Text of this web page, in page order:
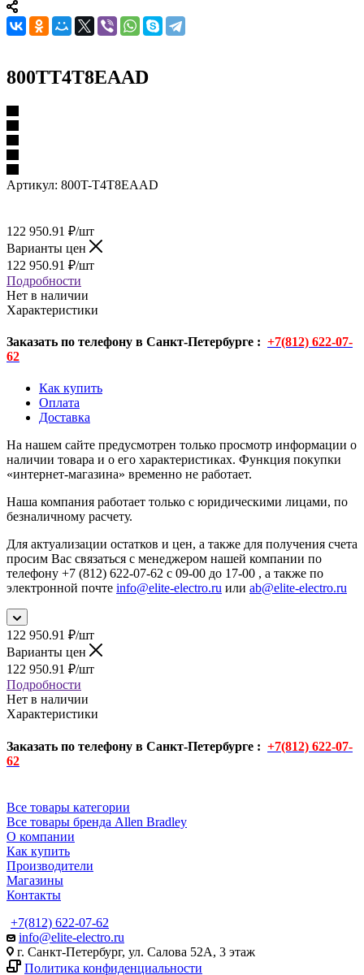
800TT4T8EAAD
Артикул: 800T-T4T8EAAD
122 950.91 ₽/шт
Варианты цен
122 950.91 ₽/шт
Подробности
Нет в наличии
Характеристики
Заказать по телефону в Санкт-Петербурге : +7(812) 622-07-
62
Как купить
Оплата
Доставка
На нашем сайте предусмотрен только просмотр информации о
наличии товара и о его характеристиках. Функция покупки
«интернет-магазина» временно не работает.
Наша компания работает только с юридическими лицами, по
безналичному расчету.
Для актуализации остатков и цен, а также для получения счета
просим Вас связаться с менеджером нашей компании по
телефону +7 (812) 622-07-62 с 09-00 до 17-00 , а также по
электронной почте info@elite-electro.ru или ab@elite-electro.ru
122 950.91 ₽/шт
Варианты цен
122 950.91 ₽/шт
Подробности
Нет в наличии
Характеристики
Заказать по телефону в Санкт-Петербурге : +7(812) 622-07-
62
Все товары категории
Все товары бренда Allen Bradley
О компании
Как купить
Производители
Магазины
Контакты
+7(812) 622-07-62
info@elite-electro.ru
г. Санкт-Петербург, ул. Салова 52А, 3 этаж
Политика конфиденциальности